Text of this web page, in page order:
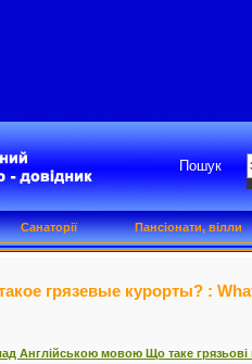
грязевые курорты? :
Англійською мовою Що таке грязьові
Пошук
Санаторії Пансіонати, вілли